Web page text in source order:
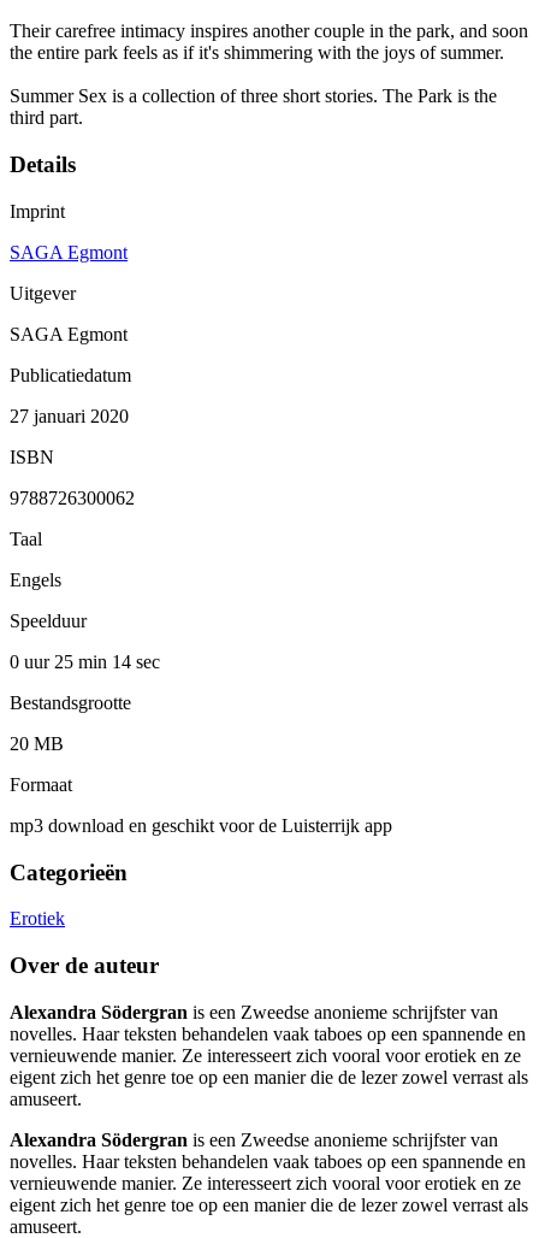
Their carefree intimacy inspires another couple in the park, and soon
the entire park feels as if it's shimmering with the joys of summer.
Summer Sex is a collection of three short stories. The Park is the
third part.
Details
Imprint
SAGA Egmont
Uitgever
SAGA Egmont
Publicatiedatum
27 januari 2020
ISBN
9788726300062
Taal
Engels
Speelduur
0 uur 25 min 14 sec
Bestandsgrootte
20 MB
Formaat
mp3 download en geschikt voor de Luisterrijk app
Categorieën
Erotiek
Over de auteur
Alexandra Södergran is een Zweedse anonieme schrijfster van
novelles. Haar teksten behandelen vaak taboes op een spannende en
vernieuwende manier. Ze interesseert zich vooral voor erotiek en ze
eigent zich het genre toe op een manier die de lezer zowel verrast als
amuseert.
Alexandra Södergran is een Zweedse anonieme schrijfster van
novelles. Haar teksten behandelen vaak taboes op een spannende en
vernieuwende manier. Ze interesseert zich vooral voor erotiek en ze
eigent zich het genre toe op een manier die de lezer zowel verrast als
amuseert.